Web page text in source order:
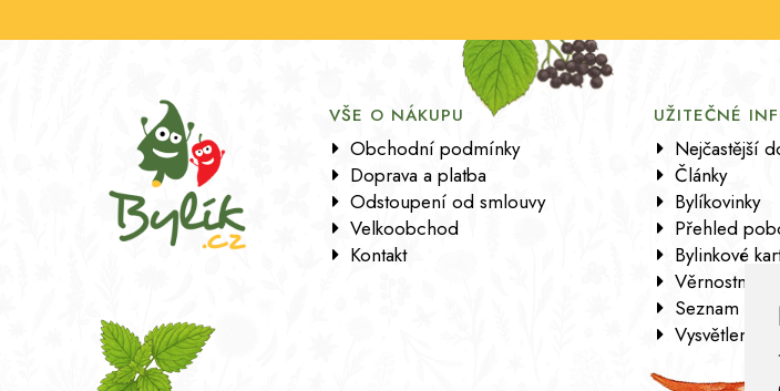
VŠE O NÁKUPU
Obchodní podmínky
Doprava a platba
Odstoupení od smlouvy
Velkoobchod
Kontakt
UŽITEČNÉ
Nejčastější
Články
Bylíkovinky
Přehled
Bylinkové
Věrnostní
Seznam
Vysvětlení